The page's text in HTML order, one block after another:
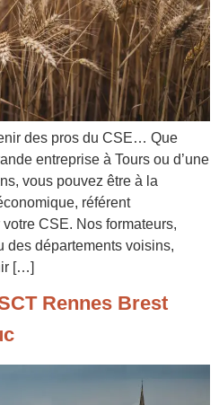
des pros du CSE… Que
entreprise à Tours ou d’une
vous pouvez être à la
référent
CSE. Nos formateurs,
des départements voisins,
[…]
Rennes Brest